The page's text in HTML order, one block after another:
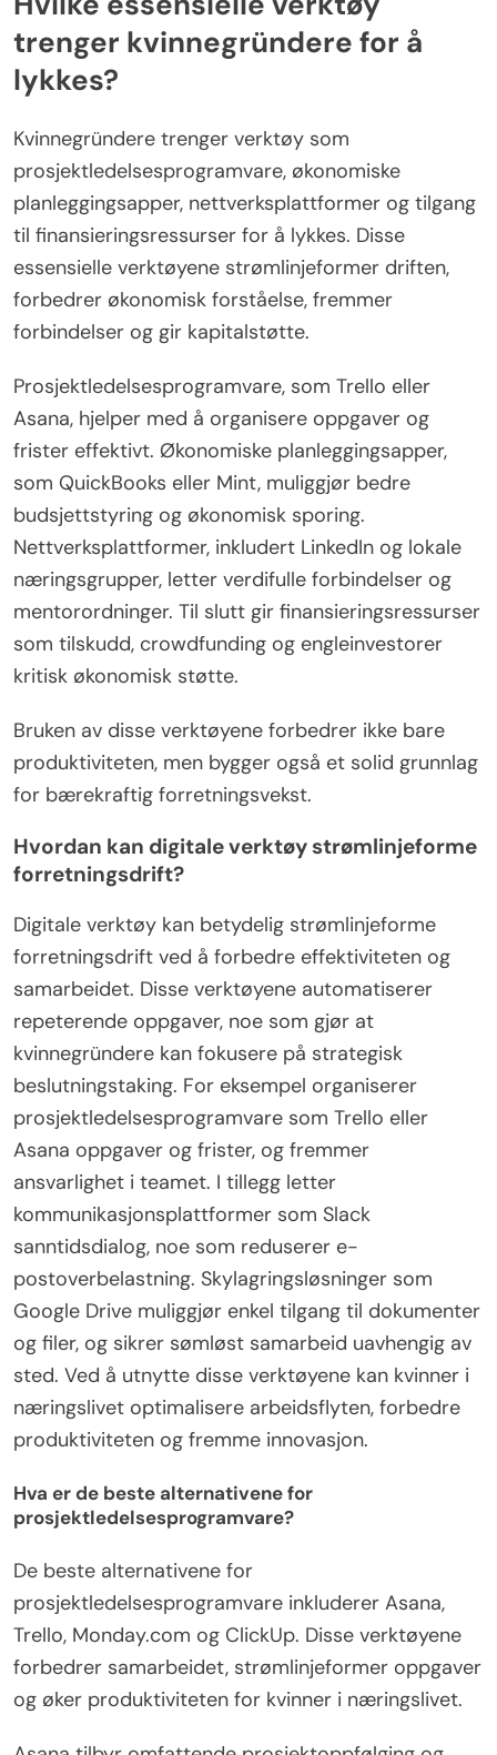
trenger kvinnegründere for å
lykkes?
Kvinnegründere trenger verktøy som
prosjektledelsesprogramvare, økonomiske
planleggingsapper, nettverksplattformer og tilgang
til finansieringsressurser for å lykkes. Disse
essensielle verktøyene strømlinjeformer driften,
forbedrer økonomisk forståelse, fremmer
forbindelser og gir kapitalstøtte.
Prosjektledelsesprogramvare, som Trello eller
Asana, hjelper med å organisere oppgaver og
frister effektivt. Økonomiske planleggingsapper,
som QuickBooks eller Mint, muliggjør bedre
budsjettstyring og økonomisk sporing.
Nettverksplattformer, inkludert LinkedIn og lokale
næringsgrupper, letter verdifulle forbindelser og
mentorordninger. Til slutt gir finansieringsressurser
som tilskudd, crowdfunding og engleinvestorer
kritisk økonomisk støtte.
Bruken av disse verktøyene forbedrer ikke bare
produktiviteten, men bygger også et solid grunnlag
for bærekraftig forretningsvekst.
Hvordan kan digitale verktøy strømlinjeforme
forretningsdrift?
Digitale verktøy kan betydelig strømlinjeforme
forretningsdrift ved å forbedre effektiviteten og
samarbeidet. Disse verktøyene automatiserer
repeterende oppgaver, noe som gjør at
kvinnegründere kan fokusere på strategisk
beslutningstaking. For eksempel organiserer
prosjektledelsesprogramvare som Trello eller
Asana oppgaver og frister, og fremmer
ansvarlighet i teamet. I tillegg letter
kommunikasjonsplattformer som Slack
sanntidsdialog, noe som reduserer e-
postoverbelastning. Skylagringsløsninger som
Google Drive muliggjør enkel tilgang til dokumenter
og filer, og sikrer sømløst samarbeid uavhengig av
sted. Ved å utnytte disse verktøyene kan kvinner i
næringslivet optimalisere arbeidsflyten, forbedre
produktiviteten og fremme innovasjon.
Hva er de beste alternativene for
prosjektledelsesprogramvare?
De beste alternativene for
prosjektledelsesprogramvare inkluderer Asana,
Trello, Monday.com og ClickUp. Disse verktøyene
forbedrer samarbeidet, strømlinjeformer oppgaver
og øker produktiviteten for kvinner i næringslivet.